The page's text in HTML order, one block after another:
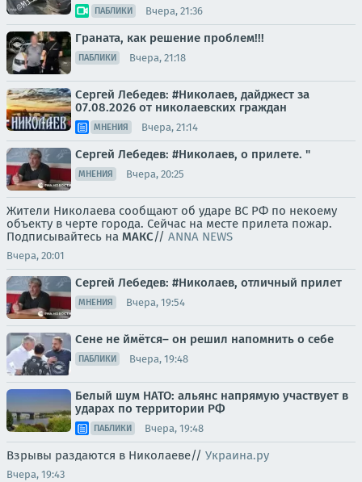
ПАБЛИКИ Вчера, 21:36
Граната, как решение проблем!!!
ПАБЛИКИ Вчера, 21:18
Сергей Лебедев: #Николаев, дайджест за
07.08.2026 от николаевских граждан
МНЕНИЯ Вчера, 21:14
Сергей Лебедев: #Николаев, о прилете. "
МНЕНИЯ Вчера, 20:25
Жители Николаева сообщают об ударе ВС РФ по некоему
объекту в черте города. Сейчас на месте прилета пожар.
Подписывайтесь на МАКС// ANNA NEWS
Вчера, 20:01
Сергей Лебедев: #Николаев, отличный прилет
МНЕНИЯ Вчера, 19:54
Сене не ймётся– он решил напомнить о себе
ПАБЛИКИ Вчера, 19:48
Белый шум НАТО: альянс напрямую участвует в
ударах по территории РФ
ПАБЛИКИ Вчера, 19:48
Взрывы раздаются в Николаеве// Украина.ру
Вчера, 19:43